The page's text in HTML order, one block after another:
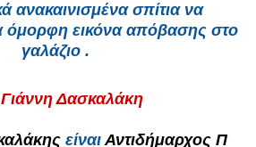
ανακαινισμένα σπίτια να
όμορφη εικόνα απόβασης στο
γαλάζιο .
Δασκαλάκη
είναι Αντιδήμαρχος Π